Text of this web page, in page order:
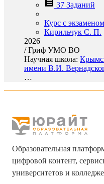
37 Заданий
Курс с экзаменом
Кирильчук С. П.
2026
/Гриф УМО ВО
Научная школа:
имени В.И.
…
Образовательная
цифровой контент,
университетов и